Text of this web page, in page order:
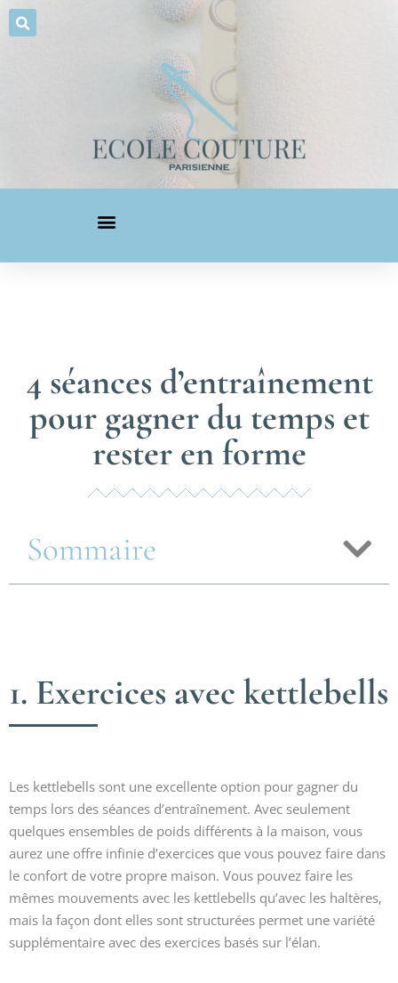
4 séances d’entraînement
pour gagner du temps et
rester en forme
Sommaire
1. Exercices avec kettlebells
Les kettlebells sont une excellente option pour gagner du
temps lors des séances d’entraînement. Avec seulement
quelques ensembles de poids différents à la maison, vous
aurez une offre infinie d’exercices que vous pouvez faire dans
le confort de votre propre maison. Vous pouvez faire les
mêmes mouvements avec les kettlebells qu’avec les haltères,
mais la façon dont elles sont structurées permet une variété
supplémentaire avec des exercices basés sur l’élan.